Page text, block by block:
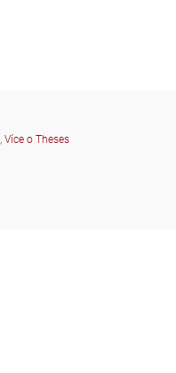
, Více o Theses